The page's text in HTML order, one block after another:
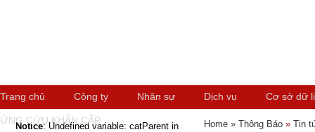
Trang chủ Công ty Nhân sự Dịch vụ Cơ sở dữ
ỨNG CỨU KHẨN CẤP Home » Thông Báo » Tin
Notice: Undefined variable: catParent in